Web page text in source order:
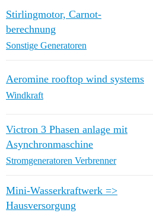
Stirlingmotor, Carnot-
berechnung
Sonstige Generatoren
Aeromine rooftop wind systems
Windkraft
Victron 3 Phasen anlage mit
Asynchronmaschine
Stromgeneratoren Verbrenner
Mini-Wasserkraftwerk =>
Hausversorgung